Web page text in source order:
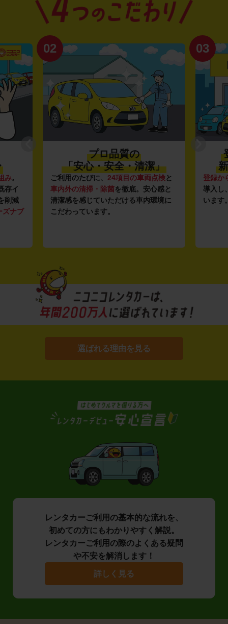
み。
存イ
削減
ズナブ
02
プロ品質の
「安心・安全・清潔」
ご利用のたびに、 24項目の車両点検と
車内外の清掃・除菌を徹底。安心感と
清潔感を感じていただける車内環境に
こだわっています。
03
登録か
導入し
います
選ばれる理由を見る
レンタカーご利用の基本的な流れを、
初めての方にもわかりやすく解説。
レンタカーご利用の際のよくある疑問
や不安を解消します！
詳しく見る